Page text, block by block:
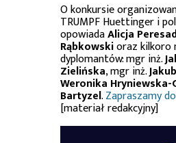
O konkursie
TRUMPF Huettinger i
opowiadaAlicja
Rąbkowskioraz kilkoro
dyplomantów: mgr inż.
Zielińska, mgr inż.
Weronika Hryniewska-
Bartyzel.Zapraszamy
[materiał redakcyjny]